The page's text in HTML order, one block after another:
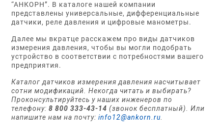
“АНКОРН”. В каталоге нашей компании
представлены универсальные, дифференциальные
датчики, реле давления и цифровые манометры.
Далее мы вкратце расскажем про виды датчиков
измерения давления, чтобы вы могли подобрать
устройство в соответствии с потребностями вашего
предприятия.
Каталог датчиков измерения давления насчитывает
сотни модификаций. Некогда читать и выбирать?
Проконсультируйтесь у наших инженеров по
телефону: 8 800 333-43-14 (звонок бесплатный). Или
напишите нам на почту: info12@ankorn.ru